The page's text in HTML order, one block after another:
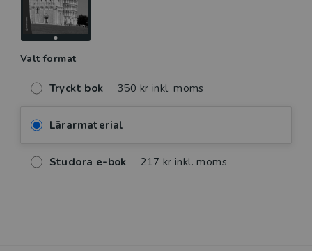
Valt format
Tryckt bok 350 kr inkl. moms
Lärarmaterial
Studora e-bok 217 kr inkl. moms